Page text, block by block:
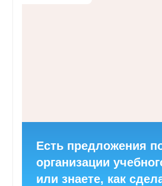
Есть предложения
организации
или знаете, как